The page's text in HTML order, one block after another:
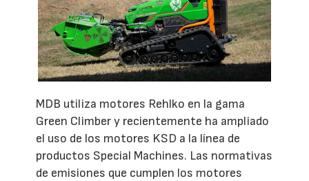
MDB utiliza motores Rehlko en la gama
Green Climber y recientemente ha ampliado
el uso de los motores KSD a la línea de
productos Special Machines. Las normativas
de emisiones que cumplen los motores